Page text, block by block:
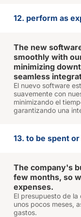
12. perform as
The new
smoothly with
minimizing
seamless
El nuevo software
suavemente con
minimizando el
garantizando una
13. to be spent
The company's
few months, so
expenses.
El presupuesto de
unos pocos meses,
gastos.